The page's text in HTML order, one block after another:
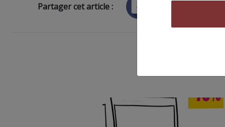
Partager cet article :